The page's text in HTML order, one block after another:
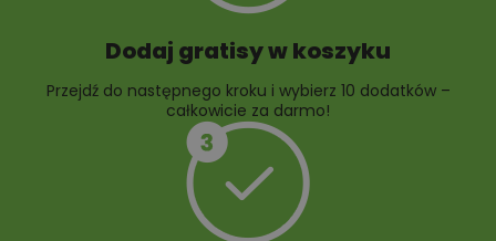
Dodaj gratisy w koszyku
Przejdź do następnego kroku i wybierz 10 dodatków –
całkowicie za darmo!